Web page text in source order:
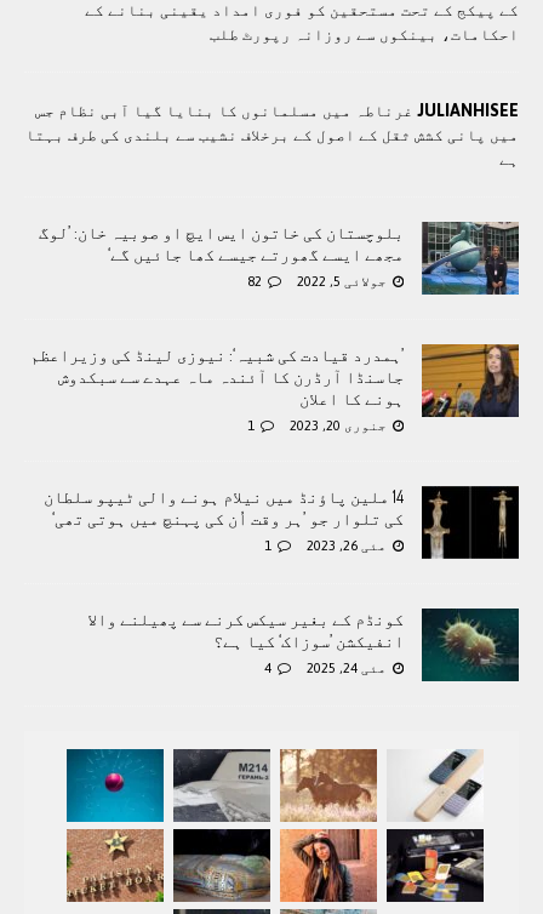
کے پیکج کے تحت مستحقین کو فوری امداد یقینی بنانے کے
احکامات، بینکوں سے روزانہ رپورٹ طلب
JULIANHISEE غرناطہ میں مسلمانوں کا بنایا گیا آبی نظام جس
میں پانی کشش ثقل کے اصول کے برخلاف نشیب سے بلندی کی طرف بہتا
ہے
بلوچستان کی خاتون ایس ایچ او صوبیہ خان: ’لوگ
مجھے ایسے گھورتے جیسے کھا جائیں گے‘
جولائی 5, 2022 82
’ہمدرد قیادت کی شبیہ‘: نیوزی لینڈ کی وزیراعظم
جاسنڈا آرڈرن کا آئندہ ماہ عہدے سے سبکدوش
ہونے کا اعلان
جنوری 20, 2023 1
14 ملین پاؤنڈ میں نیلام ہونے والی ٹیپو سلطان
کی تلوار جو ’ہر وقت اُن کی پہنچ میں ہوتی تھی‘
مئی 26, 2023 1
کونڈم کے بغیر سیکس کرنے سے پھیلنے والا
انفیکشن ’سوزاک‘ کیا ہے؟
مئی 24, 2025 4